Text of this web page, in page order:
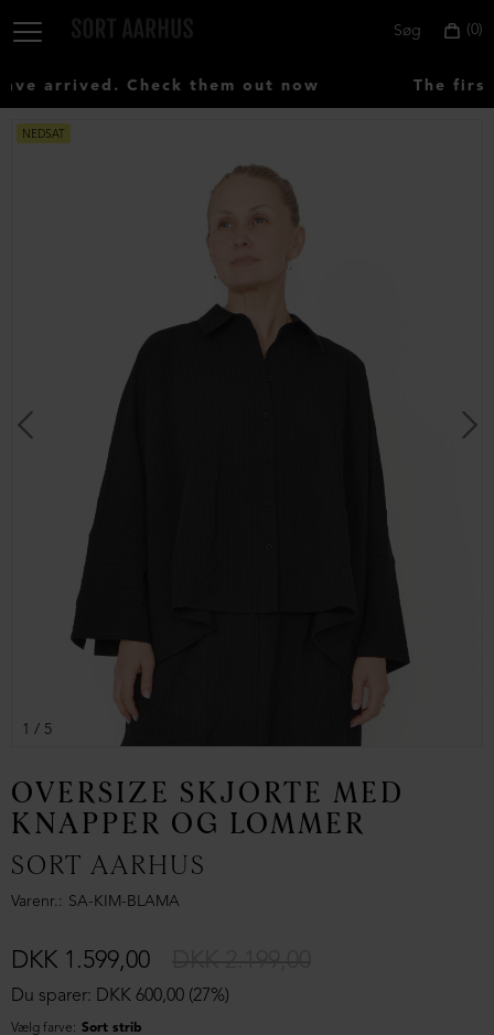
0
Søg
arrived. Check them out now The first
NEDSAT
1 / 5
OVERSIZE SKJORTE MED
KNAPPER OG LOMMER
SORT AARHUS
Varenr. SA-KIM-BLAMA
Du sparer: DKK 600,00 (27%)
DKK 1.599,00
Vælg farve: Sort strib